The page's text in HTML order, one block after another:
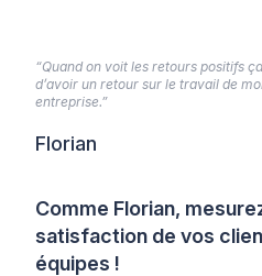
Comme Florian,
satisfaction de vos
équipes !
“Quand on voit les retours positifs
d’avoir un retour sur le travail de
entreprise.”
Florian